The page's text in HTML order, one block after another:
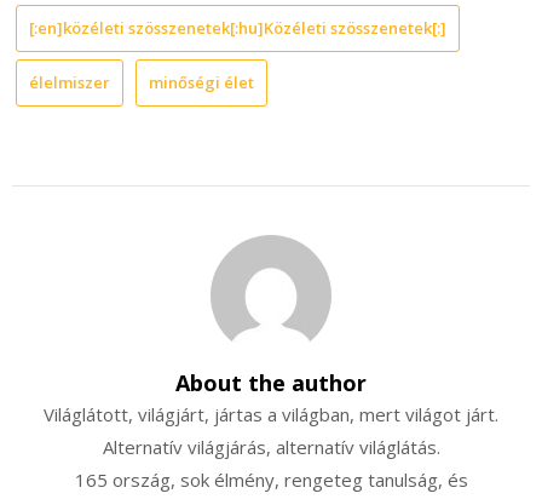
[:en]közéleti szösszenetek[:hu]Közéleti szösszenetek[:]
élelmiszer minőségi élet
About the author
Világlátott, világjárt, jártas a világban, mert világot járt.
Alternatív világjárás, alternatív világlátás.
165 ország, sok élmény, rengeteg tanulság, és